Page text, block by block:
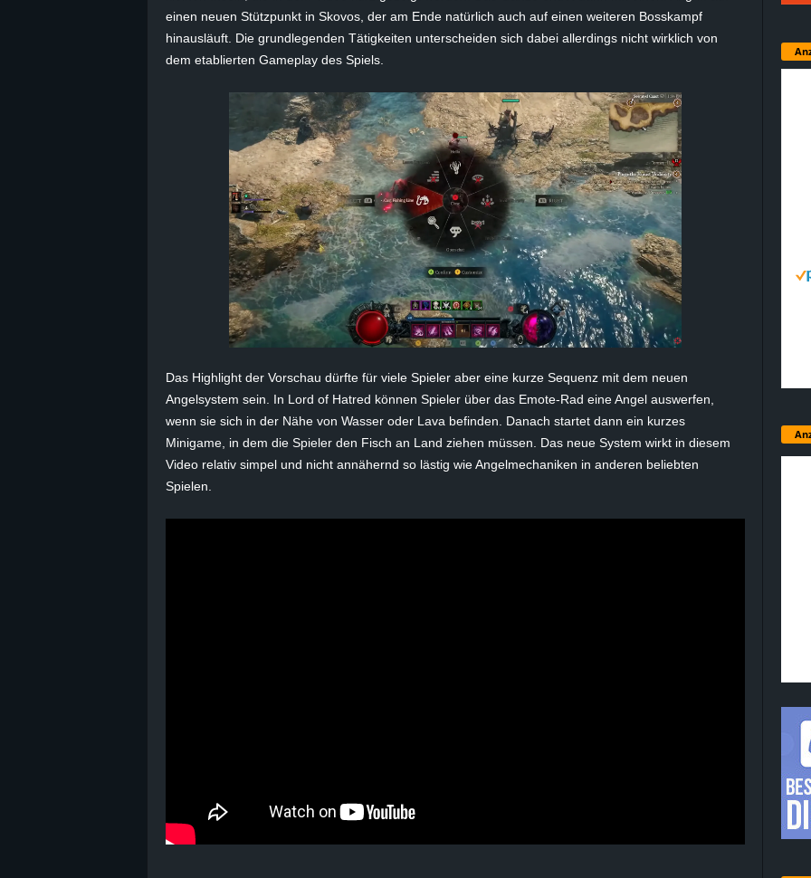
e
einen neuen Stützpunkt in Skovos, der am Ende natürlich auch auf einen weiteren Bosskampf
hinausläuft. Die grundlegenden Tätigkeiten unterscheiden sich dabei allerdings nicht wirklich von
dem etablierten Gameplay des Spiels.
Das Highlight der Vorschau dürfte für viele Spieler aber eine kurze Sequenz mit dem neuen
Angelsystem sein. In Lord of Hatred können Spieler über das Emote-Rad eine Angel auswerfen,
wenn sie sich in der Nähe von Wasser oder Lava befinden. Danach startet dann ein kurzes
Minigame, in dem die Spieler den Fisch an Land ziehen müssen. Das neue System wirkt in diesem
Video relativ simpel und nicht annähernd so lästig wie Angelmechaniken in anderen beliebten
Spielen.